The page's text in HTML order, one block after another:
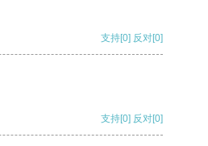
支持[0] 反对[0]
支持[0] 反对[0]